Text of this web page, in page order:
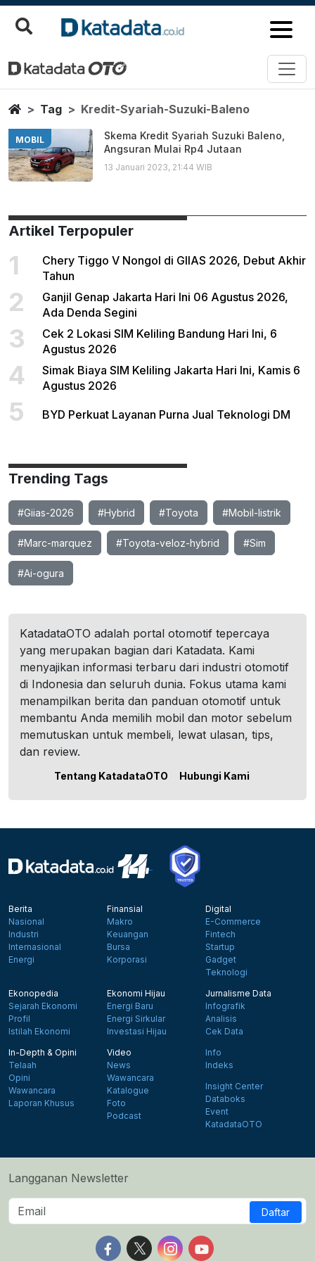
Kredit Syariah Suzuki Baleno
Berita Terbaru
HomeTag Kredit-Syariah-Suzuki-Baleno
MOBIL
Skema Kredit Syariah Suzuki Baleno,
Angsuran Mulai Rp4 Jutaan
13 Januari 2023, 21:44 WIB
Artikel Terpopuler
1
Chery Tiggo V Nongol di GIIAS 2026, Debut Akhir
Tahun
2
Ganjil Genap Jakarta Hari Ini 06 Agustus 2026,
Ada Denda Segini
3
Cek 2 Lokasi SIM Keliling Bandung Hari Ini, 6
Agustus 2026
4
Simak Biaya SIM Keliling Jakarta Hari Ini, Kamis 6
Agustus 2026
5 BYD Perkuat Layanan Purna Jual Teknologi DM
Trending Tags
#Giias-2026 #Hybrid #Toyota #Mobil-listrik
#Marc-marquez #Toyota-veloz-hybrid #Sim
#Ai-ogura
KatadataOTO adalah portal otomotif tepercaya
yang merupakan bagian dari Katadata. Kami
menyajikan informasi terbaru dari industri otomotif
di Indonesia dan seluruh dunia. Fokus utama kami
menampilkan berita dan panduan otomotif untuk
membantu Anda memilih mobil dan motor sebelum
memutuskan untuk membeli, lewat ulasan, tips,
dan review.
Tentang KatadataOTO Hubungi Kami
Berita
Nasional
Industri
Internasional
Energi
Finansial
Makro
Keuangan
Bursa
Korporasi
Digital
E-Commerce
Fintech
Startup
Gadget
Teknologi
Ekonopedia
Sejarah Ekonomi
Profil
Istilah Ekonomi
Ekonomi Hijau
Energi Baru
Energi Sirkular
Investasi Hijau
Jurnalisme Data
Infografik
Analisis
Cek Data
In-Depth & Opini
Telaah
Opini
Wawancara
Laporan Khusus
Video
News
Wawancara
Katalogue
Foto
Podcast
Info
Indeks
Insight Center
Databoks
Event
KatadataOTO
Langganan Newsletter
Daftar
Follow us on Facebook
Follow us on X
Follow us on Instagram
Follow us on